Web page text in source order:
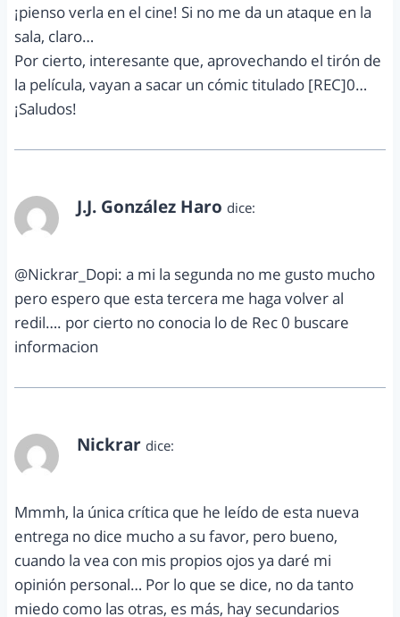
¡pienso verla en el cine! Si no me da un ataque en la
sala, claro…
Por cierto, interesante que, aprovechando el tirón de
la película, vayan a sacar un cómic titulado [REC]0…
¡Saludos!
J.J. González Haro dice:
@Nickrar_Dopi: a mi la segunda no me gusto mucho
pero espero que esta tercera me haga volver al
redil…. por cierto no conocia lo de Rec 0 buscare
informacion
Nickrar dice:
Mmmh, la única crítica que he leído de esta nueva
entrega no dice mucho a su favor, pero bueno,
cuando la vea con mis propios ojos ya daré mi
opinión personal… Por lo que se dice, no da tanto
miedo como las otras, es más, hay secundarios